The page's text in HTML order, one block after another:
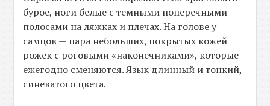
бурое, ноги белые с темными поперечными
полосами на ляжках и плечах. На голове у
самцов — пара небольших, покрытых кожей
рожек с роговыми «наконечниками», которые
ежегодно сменяются. Язык длинный и тонкий,
синеватого цвета.
-